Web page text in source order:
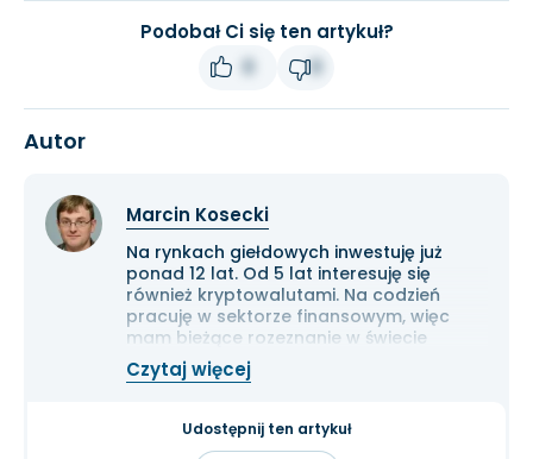
Podobał Ci się ten artykuł?
Autor
Marcin Kosecki
Na rynkach giełdowych inwestuję już
ponad 12 lat. Od 5 lat interesuję się
również kryptowalutami. Na codzień
pracuję w sektorze finansowym, więc
mam bieżące rozeznanie w świecie
gospodarki i ekonomii. Cenię przede
wszystkim solidną analizę
inwestowanie długoterminowe.
Czytaj więcej
Udostępnij ten artykuł